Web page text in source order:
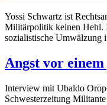
Yossi Schwartz ist
Militärpolitik keinen Hehl.
sozialistische Umwälzung
Angst vor
Interview mit Ubaldo
Schwesterzeitung